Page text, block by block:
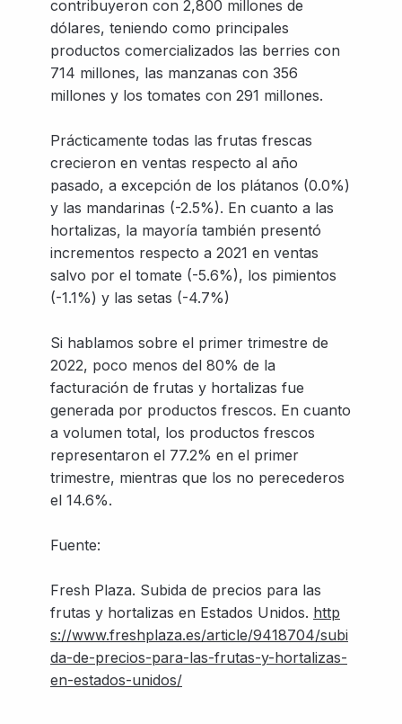
contribuyeron con 2,800 millones de
dólares, teniendo como principales
productos comercializados las berries con
714 millones, las manzanas con 356
millones y los tomates con 291 millones.
Prácticamente todas las frutas frescas
crecieron en ventas respecto al año
pasado, a excepción de los plátanos (0.0%)
y las mandarinas (-2.5%). En cuanto a las
hortalizas, la mayoría también presentó
incrementos respecto a 2021 en ventas
salvo por el tomate (-5.6%), los pimientos
(-1.1%) y las setas (-4.7%)
Si hablamos sobre el primer trimestre de
2022, poco menos del 80% de la
facturación de frutas y hortalizas fue
generada por productos frescos. En cuanto
a volumen total, los productos frescos
representaron el 77.2% en el primer
trimestre, mientras que los no perecederos
el 14.6%.
Fuente:
Fresh Plaza. Subida de precios para las
frutas y hortalizas en Estados Unidos. http
s://www.freshplaza.es/article/9418704/subi
da-de-precios-para-las-frutas-y-hortalizas-
en-estados-unidos/